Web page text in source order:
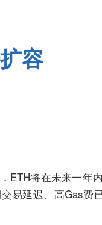
容
ETH将在未来一年
易延迟、高Gas费